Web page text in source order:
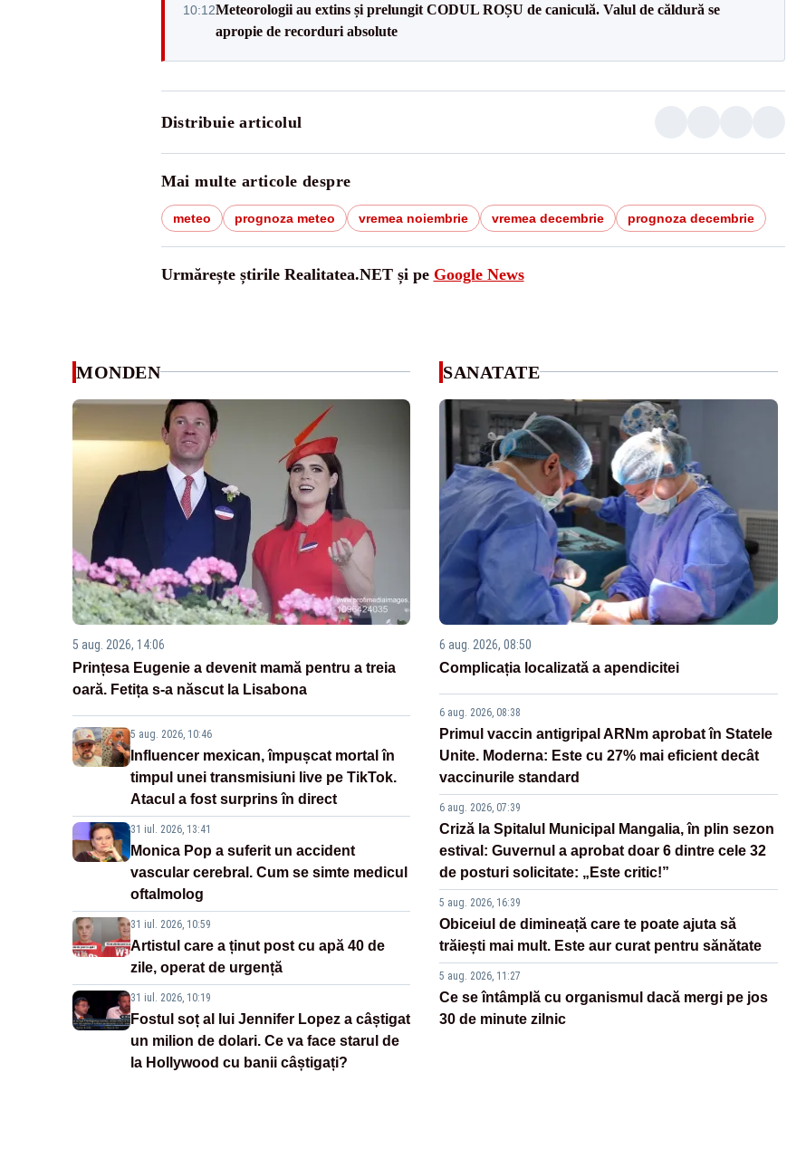
10:12Meteorologii au extins și prelungit CODUL ROȘU de caniculă. Valul de căldură se
apropie de recorduri absolute
Distribuie articolul
Mai multe articole despre
meteo prognoza meteo vremea noiembrie vremea decembrie prognoza decembrie
Urmărește știrile Realitatea.NET și pe Google News
MONDEN
5 aug. 2026, 14:06
Prințesa Eugenie a devenit mamă pentru a treia
oară. Fetița s-a născut la Lisabona
5 aug. 2026, 10:46
Influencer mexican, împușcat mortal în
timpul unei transmisiuni live pe TikTok.
Atacul a fost surprins în direct
31 iul. 2026, 13:41
Monica Pop a suferit un accident
vascular cerebral. Cum se simte medicul
oftalmolog
31 iul. 2026, 10:59
Artistul care a ținut post cu apă 40 de
zile, operat de urgență
31 iul. 2026, 10:19
Fostul soț al lui Jennifer Lopez a câștigat
un milion de dolari. Ce va face starul de
la Hollywood cu banii câștigați?
SANATATE
6 aug. 2026, 08:50
Complicația localizată a apendicitei
6 aug. 2026, 08:38
Primul vaccin antigripal ARNm aprobat în Statele
Unite. Moderna: Este cu 27% mai eficient decât
vaccinurile standard
6 aug. 2026, 07:39
Criză la Spitalul Municipal Mangalia, în plin sezon
estival: Guvernul a aprobat doar 6 dintre cele 32
de posturi solicitate: „Este critic!”
5 aug. 2026, 16:39
Obiceiul de dimineață care te poate ajuta să
trăiești mai mult. Este aur curat pentru sănătate
5 aug. 2026, 11:27
Ce se întâmplă cu organismul dacă mergi pe jos
30 de minute zilnic